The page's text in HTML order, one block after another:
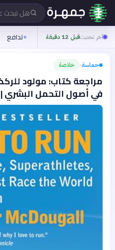
هل
آخر تحديثقبل 12 دقيقة تدافع
حماسة› خلاصة
مراجعة كتاب: مولود
في أصول التحمل البشري